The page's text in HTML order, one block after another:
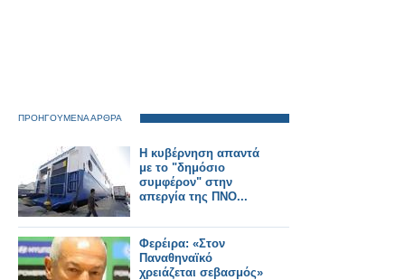
ΠΡΟΗΓΟΥΜΕΝΑ ΑΡΘΡΑ
Η κυβέρνηση απαντά
με τo "δημόσιο
συμφέρον" στην
απεργία της ΠΝΟ...
Φερέιρα: «Στον
Παναθηναϊκό
χρειάζεται σεβασμός»